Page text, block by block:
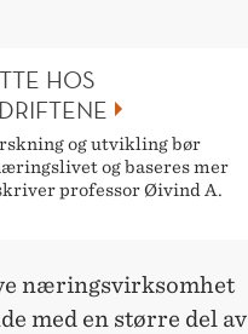
HOS
og utvikling bør
og baseres mer
professor Øivind A.
næringsvirksomhet
med en større del av